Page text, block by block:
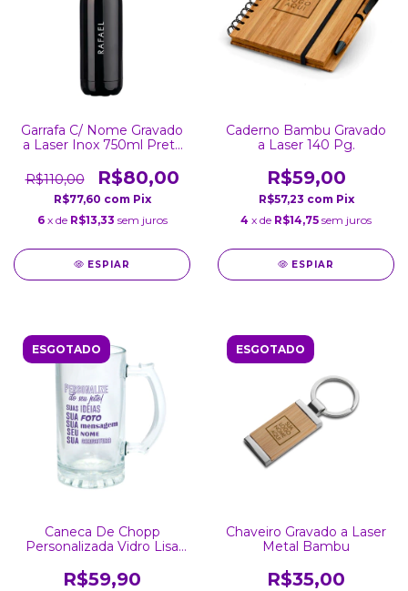
Garrafa C/ Nome Gravado
a Laser Inox 750ml Preta
R$110,00
R$80,00
R$77,60 com Pix
6 x de R$13,33 sem juros
ESPIAR
Caderno Bambu Gravado
a Laser 140 Pg.
R$59,00
R$57,23 com Pix
4 x de R$14,75 sem juros
ESPIAR
ESGOTADO
Caneca De Chopp
Personalizada Vidro Lisa
R$59,90
ESGOTADO
Chaveiro Gravado a Laser
Metal Bambu
R$35,00